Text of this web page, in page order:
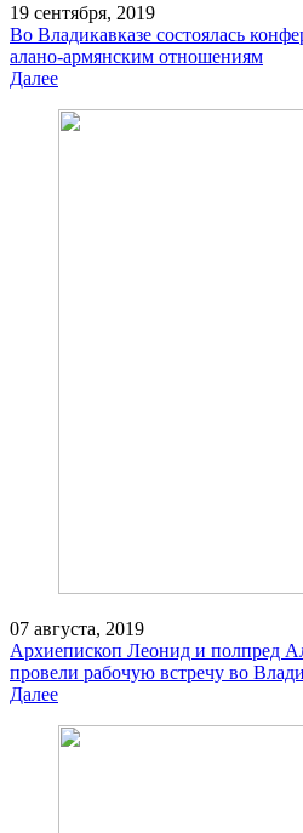
19 сентября, 2019
Во Владикавказе состоялась
алано-армянским отношениям
Далее
07 августа, 2019
Архиепископ Леонид и полпред
провели рабочую встречу во
Далее